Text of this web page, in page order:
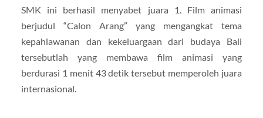
SMK ini berhasil menyabet juara 1. Film animasi
berjudul “Calon Arang” yang mengangkat tema
kepahlawanan dan kekeluargaan dari budaya Bali
tersebutlah yang membawa film animasi yang
berdurasi 1 menit 43 detik tersebut memperoleh juara
internasional.